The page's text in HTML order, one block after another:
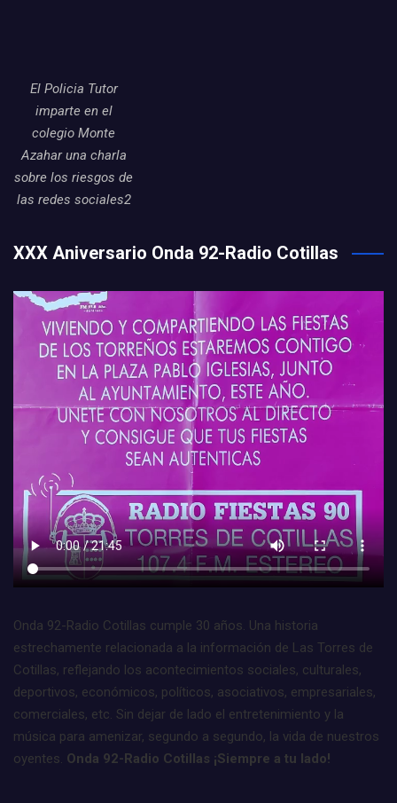
El Policia Tutor
imparte en el
colegio Monte
Azahar una charla
sobre los riesgos de
las redes sociales2
XXX Aniversario Onda 92-Radio Cotillas
Onda 92-Radio Cotillas cumple 30 años. Una historia
estrechamente relacionada a la información de Las Torres de
Cotillas, reflejando los acontecimientos sociales, culturales,
deportivos, económicos, políticos, asociativos, empresariales,
comerciales, etc. Sin dejar de lado el entretenimiento y la
música para amenizar, segundo a segundo, la vida de nuestros
oyentes. Onda 92-Radio Cotillas ¡Siempre a tu lado!